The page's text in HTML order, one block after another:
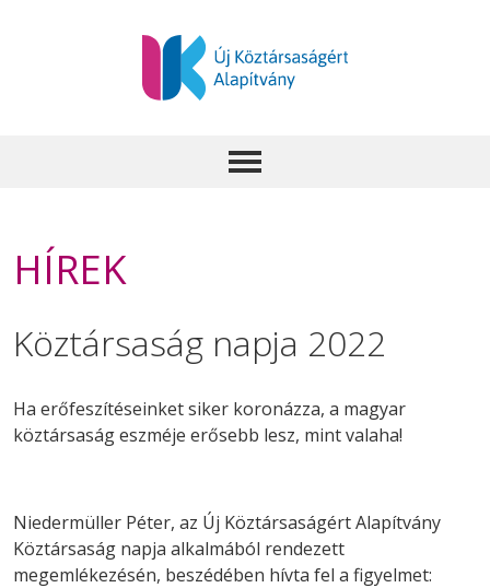
HÍREK
Köztársaság napja 2022
Ha erőfeszítéseinket siker koronázza, a magyar
köztársaság eszméje erősebb lesz, mint valaha!
Niedermüller Péter, az Új Köztársaságért Alapítvány
Köztársaság napja alkalmából rendezett
megemlékezésén, beszédében hívta fel a figyelmet: